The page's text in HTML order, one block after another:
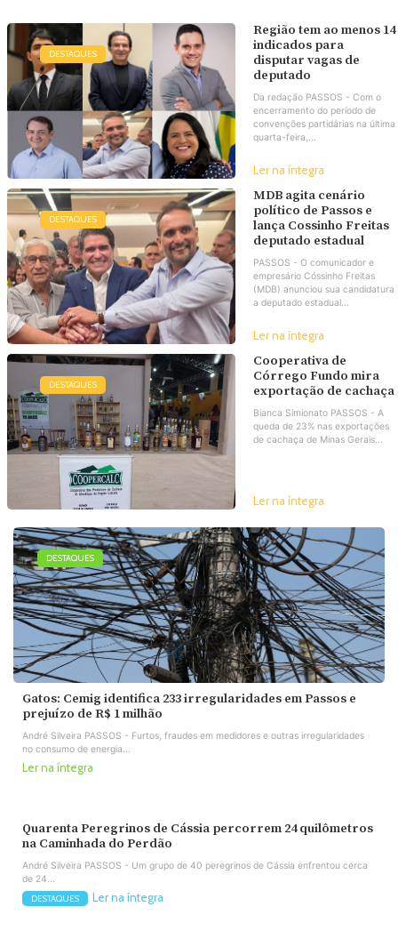
DESTAQUES
Região tem ao menos 14
indicados para
disputar vagas de
deputado
Da redação PASSOS - Com o
encerramento do período de
convenções partidárias na última
quarta-feira,...
Ler na íntegra
DESTAQUES
MDB agita cenário
político de Passos e
lança Cossinho Freitas
deputado estadual
PASSOS - O comunicador e
empresário Cóssinho Freitas
(MDB) anunciou sua candidatura
a deputado estadual...
Ler na íntegra
DESTAQUES
Cooperativa de
Córrego Fundo mira
exportação de cachaça
Bianca Simionato PASSOS - A
queda de 23% nas exportações
de cachaça de Minas Gerais...
Ler na íntegra
DESTAQUES
Gatos: Cemig identifica 233 irregularidades em Passos e
prejuízo de R$ 1 milhão
André Silveira PASSOS - Furtos, fraudes em medidores e outras irregularidades
no consumo de energia...
Ler na íntegra
Quarenta Peregrinos de Cássia percorrem 24 quilômetros
na Caminhada do Perdão
André Silveira PASSOS - Um grupo de 40 peregrinos de Cássia enfrentou cerca
de 24...
DESTAQUES Ler na íntegra